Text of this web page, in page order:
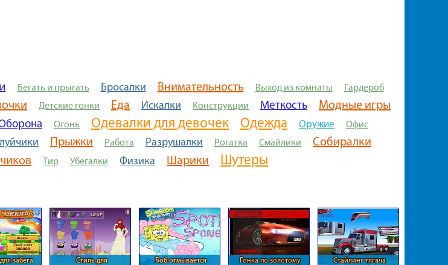
Бегать и прыгать Бросалки Внимательность Выход из комнаты
Гардероб
Детские гонки Еда Искалки Конструкции Меткость Модные игры
Огонь Одевалки для девочек Одежда Оружие
Офис
Прыжки Работа Разрушалки Рогатка Смайлики Собиралки
Тир Убегалки Физика Шарики Шутеры
забега
Стиль для
Боб отмывается
Гонка по золотому
Стайлинг тягача